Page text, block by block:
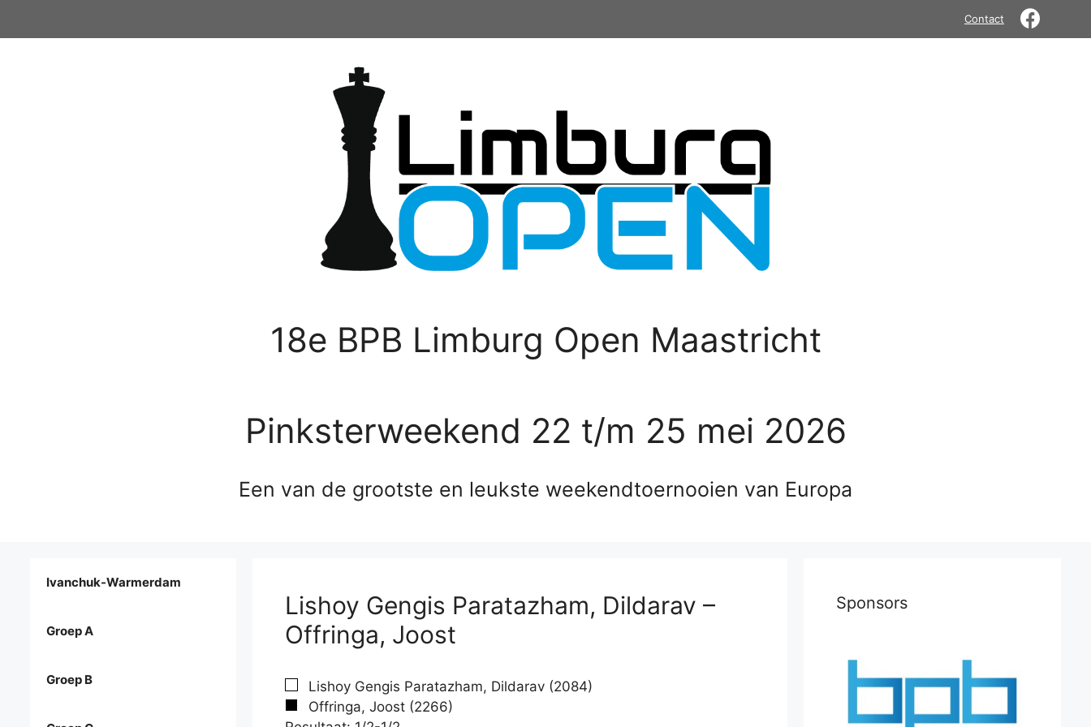
Contact
18e BPB Limburg Open Maastricht
Pinksterweekend 22 t/m 25 mei 2026
Een van de grootste en leukste weekendtoernooien van Europa
Lishoy Gengis Paratazham, Dildarav –
Offringa, Joost
Lishoy Gengis Paratazham, Dildarav (2084)
Offringa, Joost (2266)
Ivanchuk-Warmerdam
Groep A
Groep B
Sponsors